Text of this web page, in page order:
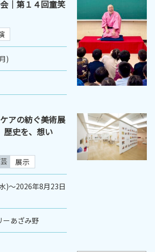
｜第１４回童笑
)
アの紡ぐ美術展
歴史を、想い
展示
)～2026年8月23日
ーあざみ野